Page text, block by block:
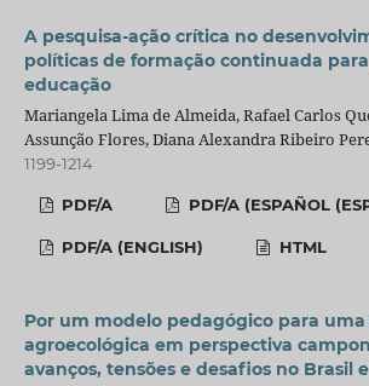
A pesquisa-ação crítica no
políticas de formação continuada
educação
Mariangela Lima de Almeida, Rafael Carlos
Assunção Flores, Diana Alexandra Ribeiro
1199-1214
PDF/A PDF/A (ESPAÑOL
PDF/A (ENGLISH) HTML
Por um modelo pedagógico para
agroecológica em perspectiva
avanços, tensões e desafios no Brasil